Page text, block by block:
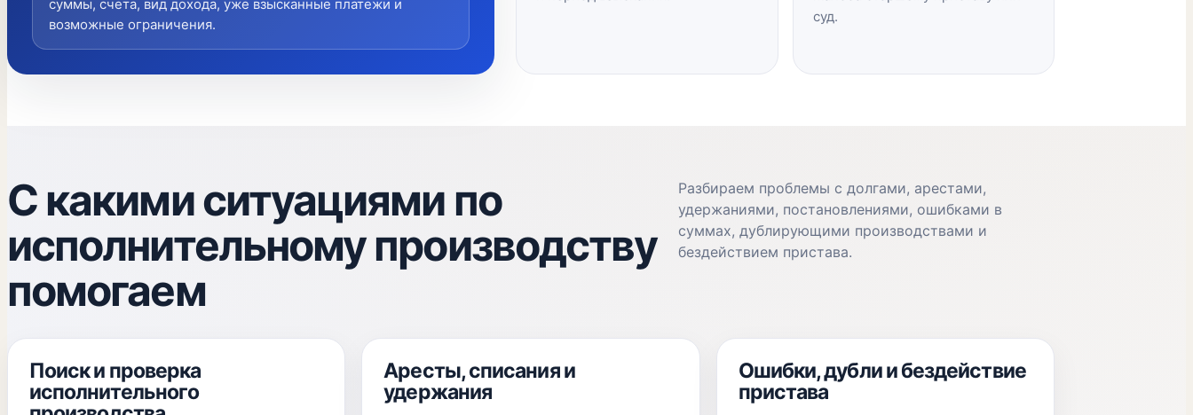
суммы, счета, вид дохода, уже взысканные платежи и
возможные ограничения.
суд.
С какими ситуациями по
исполнительному производству
помогаем
Разбираем проблемы с долгами, арестами,
удержаниями, постановлениями, ошибками в
суммах, дублирующими производствами и
бездействием пристава.
Поиск и проверка
исполнительного
Аресты, списания и
удержания
Ошибки, дубли и бездействие
пристава